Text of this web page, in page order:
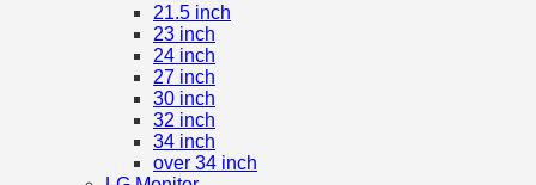
21.5 inch
23 inch
24 inch
27 inch
30 inch
32 inch
34 inch
over 34 inch